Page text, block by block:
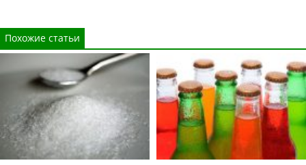
Похожие статьи